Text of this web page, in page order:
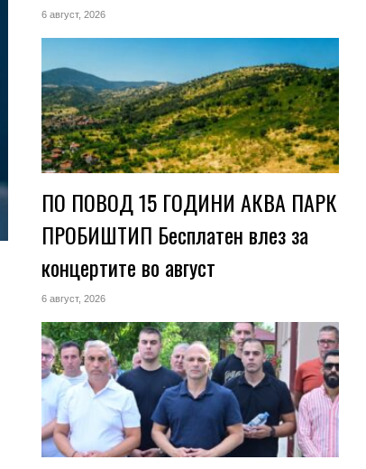
6 август, 2026
ПО ПОВОД 15 ГОДИНИ АКВА ПАРК
ПРОБИШТИП Бесплатен влез за
концертите во август
6 август, 2026